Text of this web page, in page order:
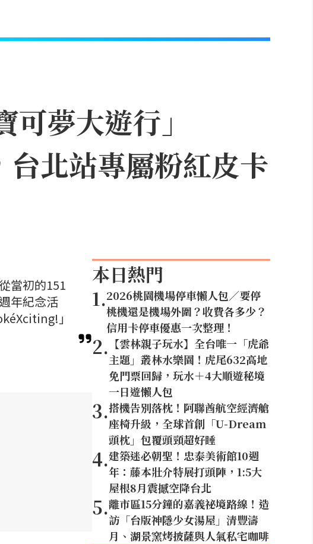
夢大遊行」
北站專屬粉紅皮卡
當初的151
年紀念活
」
本日熱門
1.2026桃園機場停車懶人包／要停
桃機還是機場外圍？收費各多少？
信用卡停車優惠一次整理！
2. 【雲林親子玩水】全台唯一「虎爺
主題」叢林水樂園！虎尾632高地
免門票回歸，玩水＋4大順遊秘境
一日遊懶人包
3.搭機告別落枕！阿聯酋航空經濟艙
座椅升級，全球首創「U-Dream
頭枕」包覆頭頸超好睡
4.建築迷必朝聖！忠泰美術館10週
年：藤本壯介特展打頭陣，1:5大
屋根8月震撼空降台北
5.離市區15分鐘的嘉義祕境路線！造
訪「台版神隱少女湯屋」清豐濤
月、湖景窯烤披薩與人氣私宅咖啡